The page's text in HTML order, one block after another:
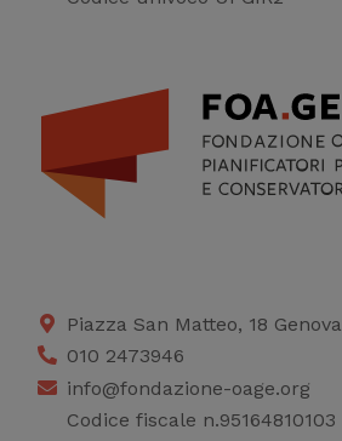
Piazza San Matteo, 18 Genova
010 2473946
info@fondazione-oage.org
Codice fiscale n.95164810103